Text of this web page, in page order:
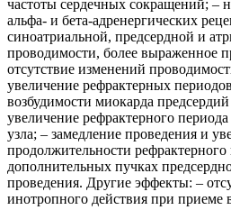
частоты сердечных сокращений; –
альфа- и бета-адренергических
синоатриальной, предсердной и
проводимости, более выраженное
отсутствие изменений
увеличение рефрактерных
возбудимости миокарда
увеличение рефрактерного
узла; – замедление проведения и
продолжительности рефрактерного
дополнительных пучках
проведения. Другие эффекты: –
инотропного действия при приеме